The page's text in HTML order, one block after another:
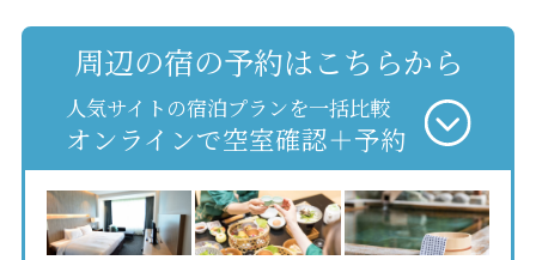
周辺の宿の予約はこちらから
人気サイトの宿泊プランを一括比較
オンラインで空室確認＋予約